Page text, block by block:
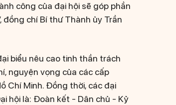
công của đại hội sẽ góp phần
chí Bí thư Thành ủy Trần
biểu nêu cao tinh thần trách
nguyện vọng của các cấp
Chí Minh. Đồng thời, các đại
hội là: Đoàn kết - Dân chủ - Kỷ